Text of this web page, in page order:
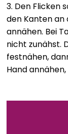
3. Den Flicken
den Kanten an
annähen. Bei
nicht zunähst.
festnähen,
Hand